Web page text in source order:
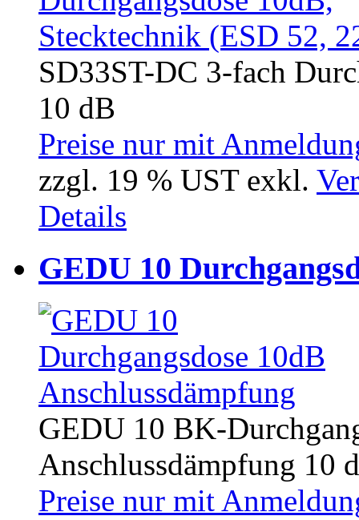
SD33ST-DC 3-fach
10 dB
Preise nur mit
zzgl. 19 % UST exkl.
Details
GEDU 10
GEDU 10 BK-
Anschlussdämpfung 10
Preise nur mit